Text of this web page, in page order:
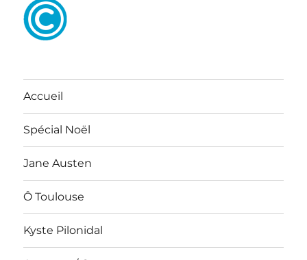
Accueil
Spécial Noël
Jane Austen
Ô Toulouse
Kyste Pilonidal